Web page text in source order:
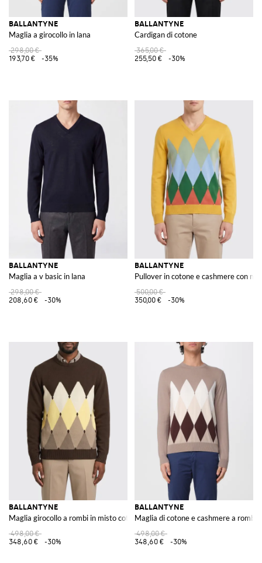
BALLANTYNE
Maglia a girocollo in lana
298,00 €
193,70 €
-35%
BALLANTYNE
Cardigan di cotone
365,00 €
255,50 €
-30%
BALLANTYNE
Maglia a v basic in lana
298,00 €
208,60 €
-30%
BALLANTYNE
Pullover in cotone e cashmere con
500,00 €
350,00 €
-30%
BALLANTYNE
Maglia girocollo a rombi in misto cotone e cashmere con vestibilità slim
498,00 €
348,60 €
-30%
BALLANTYNE
Maglia di cotone e cashmere a rombi
498,00 €
348,60 €
-30%